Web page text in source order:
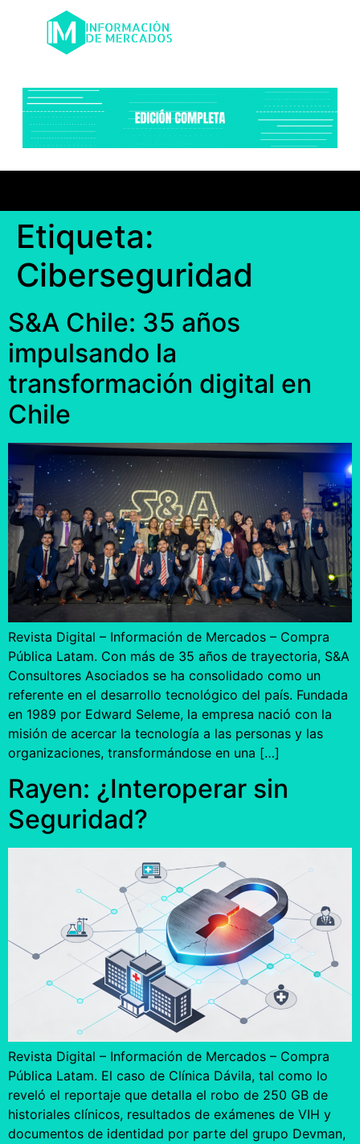
Etiqueta:
Ciberseguridad
S&A Chile: 35 años
impulsando la
transformación digital en
Chile
Revista Digital – Información de Mercados – Compra
Pública Latam. Con más de 35 años de trayectoria, S&A
Consultores Asociados se ha consolidado como un
referente en el desarrollo tecnológico del país. Fundada
en 1989 por Edward Seleme, la empresa nació con la
misión de acercar la tecnología a las personas y las
organizaciones, transformándose en una […]
Rayen: ¿Interoperar sin
Seguridad?
Revista Digital – Información de Mercados – Compra
Pública Latam. El caso de Clínica Dávila, tal como lo
reveló el reportaje que detalla el robo de 250 GB de
historiales clínicos, resultados de exámenes de VIH y
documentos de identidad por parte del grupo Devman,